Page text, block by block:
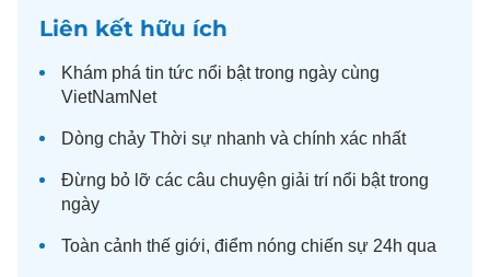
Liên kết hữu ích
Khám phá tin tức nổi bật trong ngày cùng
VietNamNet
Dòng chảy Thời sự nhanh và chính xác nhất
Đừng bỏ lỡ các câu chuyện giải trí nổi bật trong
ngày
Toàn cảnh thế giới, điểm nóng chiến sự 24h qua